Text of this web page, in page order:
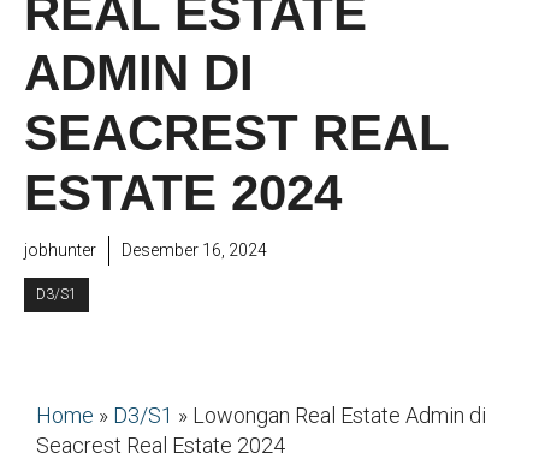
REAL ESTATE
ADMIN DI
SEACREST REAL
ESTATE 2024
jobhunter Desember 16, 2024
D3/S1
Home » D3/S1 » Lowongan Real Estate Admin di
Seacrest Real Estate 2024